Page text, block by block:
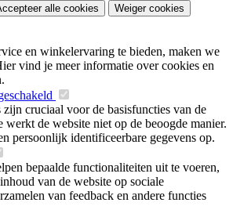
alle cookies Weiger cookies
en winkelervaring te bieden, maken we
vind je meer informatie over cookies en
cruciaal voor de basisfuncties van de
werkt de website niet op de beoogde manier.
persoonlijk identificeerbare gegevens op.
bepaalde functionaliteiten uit te voeren,
van de website op sociale
van feedback en andere functies